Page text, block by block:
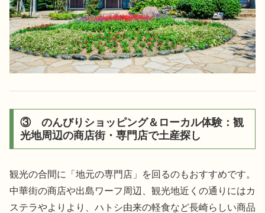
③ のんびりショッピング＆ローカル体験：観
光地周辺の商店街・専門店で土産探し
観光の合間に「地元の専門店」を回るのもおすすめです。
中華街の商店や出島ワーフ周辺、観光地近くの通りにはカ
ステラやよりより、ハトシ由来の軽食など長崎らしい商品